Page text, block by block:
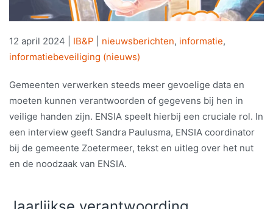
12 april 2024 IB&P nieuwsberichten, informatie,
informatiebeveiliging (nieuws)
Gemeenten verwerken steeds meer gevoelige data en
moeten kunnen verantwoorden of gegevens bij hen in
veilige handen zijn. ENSIA speelt hierbij een cruciale rol. In
een interview geeft Sandra Paulusma, ENSIA coordinator
bij de gemeente Zoetermeer, tekst en uitleg over het nut
en de noodzaak van ENSIA.